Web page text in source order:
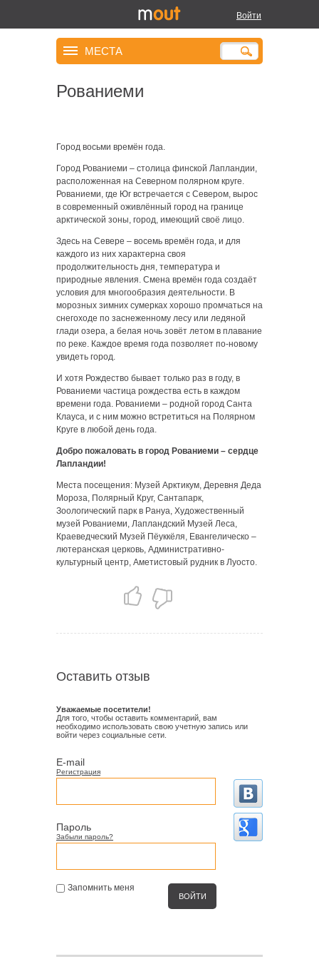
Войти
МЕСТА
Рованиеми
Город восьми времён года.
Город Рованиеми – столица финской Лапландии,
расположенная на Северном полярном круге.
Рованиеми, где Юг встречается с Севером, вырос
в современный оживлённый город на границе
арктической зоны, город, имеющий своё лицо.
Здесь на Севере – восемь времён года, и для
каждого из них характерна своя
продолжительность дня, температура и
природные явления. Смена времён года создаёт
условия для многообразия деятельности. В
морозных зимних сумерках хорошо промчаться на
снегоходе по заснеженному лесу или ледяной
глади озера, а белая ночь зовёт летом в плавание
по реке. Каждое время года позволяет по-новому
увидеть город.
И хотя Рождество бывает только раз в году, в
Рованиеми частица рождества есть в каждом
времени года. Рованиеми – родной город Санта
Клауса, и с ним можно встретиться на Полярном
Круге в любой день года.
Добро пожаловать в город Рованиеми – сердце
Лапландии!
Места посещения: Музей Арктикум, Деревня Деда
Мороза, Полярный Круг, Сантапарк,
Зоологический парк в Рануа, Художественный
музей Рованиеми, Лапландский Музей Леса,
Краеведческий Музей Пёуккёля, Евангелическо –
лютеранская церковь, Административно-
культурный центр, Аметистовый рудник в Луосто.
Оставить отзыв
Уважаемые посетители!
Для того, чтобы оставить комментарий, вам
необходимо использовать свою учетную запись или
войти через социальные сети.
E-mail
Регистрация
Пароль
Забыли пароль?
Запомнить меня